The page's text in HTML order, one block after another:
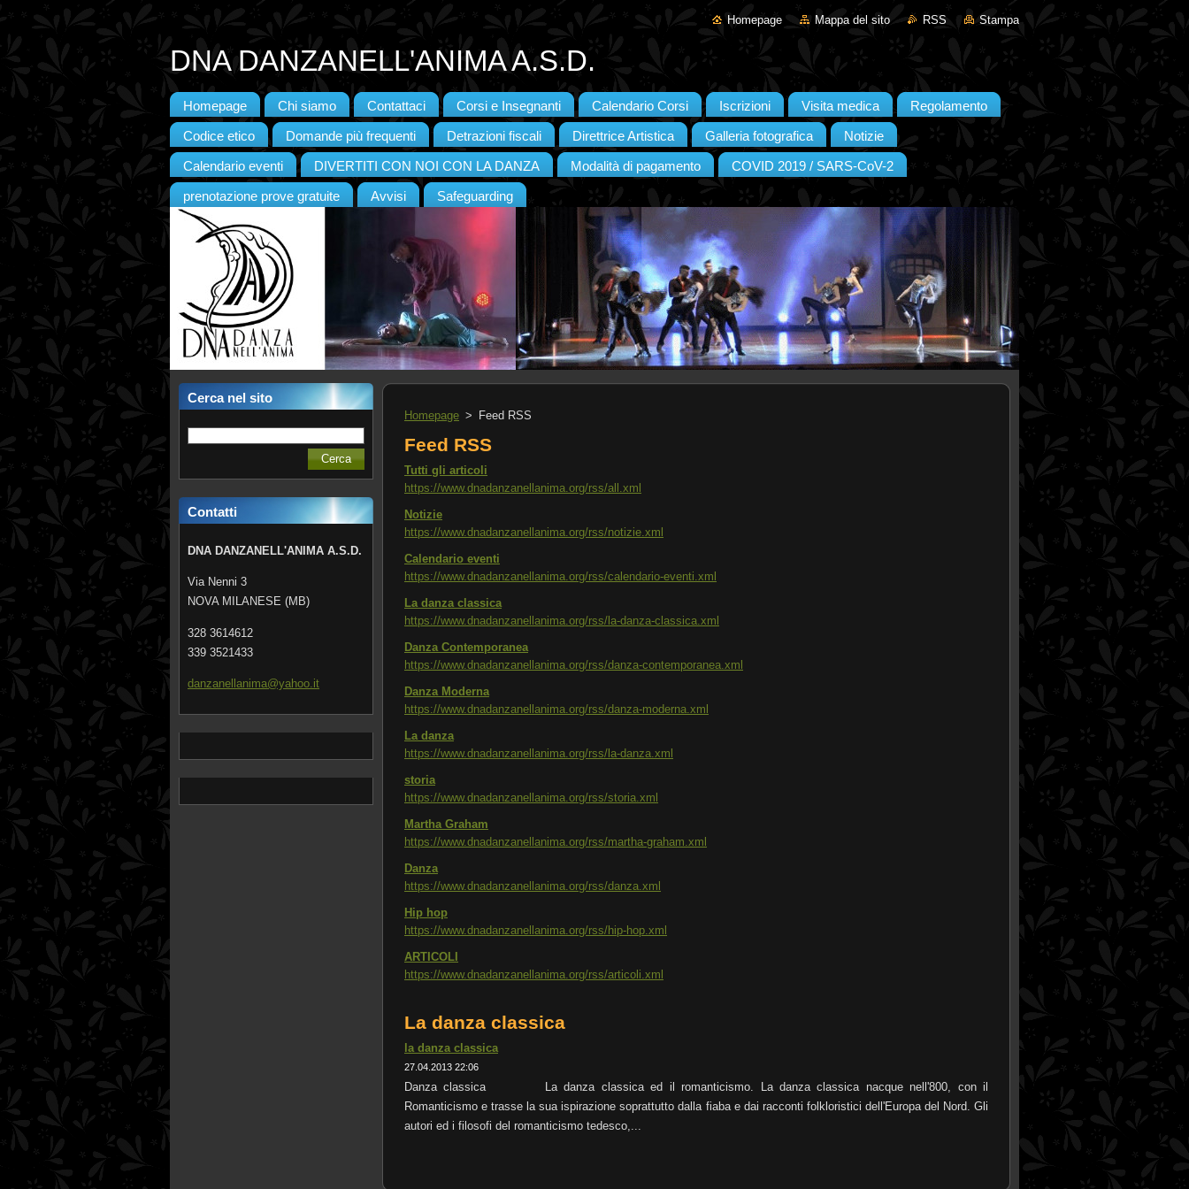
Homepage Mappa del sito RSS Stampa
DNA DANZANELL'ANIMA A.S.D.
Homepage Chi siamo Contattaci Corsi e Insegnanti Calendario Corsi Iscrizioni Visita medica Regolamento
Codice etico Domande più frequenti Detrazioni fiscali Direttrice Artistica Galleria fotografica Notizie
Calendario eventi DIVERTITI CON NOI CON LA DANZA Modalità di pagamento COVID 2019 / SARS-CoV-2
prenotazione prove gratuite Avvisi Safeguarding
Cerca nel sito
Contatti
DNA DANZANELL'ANIMA A.S.D.
Via Nenni 3
NOVA MILANESE (MB)
328 3614612
339 3521433
danzanel lanima@yahoo.it
Homepage > Feed RSS
Feed RSS
Tutti gli articoli
https://www.dnadanzanellanima.org/rss/all.xml
Notizie
https://www.dnadanzanellanima.org/rss/notizie.xml
Calendario eventi
https://www.dnadanzanellanima.org/rss/calendario-eventi.xml
La danza classica
https://www.dnadanzanellanima.org/rss/la-danza-classica.xml
Danza Contemporanea
https://www.dnadanzanellanima.org/rss/danza-contemporanea.xml
Danza Moderna
https://www.dnadanzanellanima.org/rss/danza-moderna.xml
La danza
https://www.dnadanzanellanima.org/rss/la-danza.xml
storia
https://www.dnadanzanellanima.org/rss/storia.xml
Martha Graham
https://www.dnadanzanellanima.org/rss/martha-graham.xml
Danza
https://www.dnadanzanellanima.org/rss/danza.xml
Hip hop
https://www.dnadanzanellanima.org/rss/hip-hop.xml
ARTICOLI
https://www.dnadanzanellanima.org/rss/articoli.xml
La danza classica
la danza classica
27.04.2013 22:06
Danza classica La danza classica ed il romanticismo. La danza classica nacque nell'800, con il
Romanticismo e trasse la sua ispirazione soprattutto dalla fiaba e dai racconti folkloristici dell'Europa del Nord. Gli
autori ed i filosofi del romanticismo tedesco,...